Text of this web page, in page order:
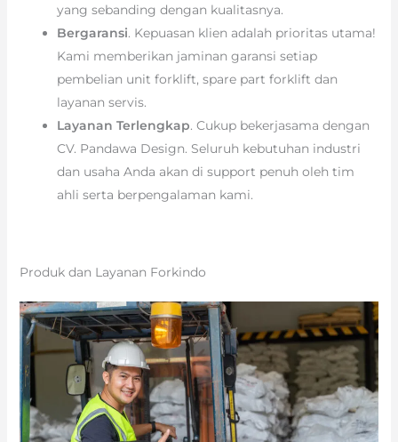
yang sebanding dengan kualitasnya.
Bergaransi. Kepuasan klien adalah prioritas utama!
Kami memberikan jaminan garansi setiap
pembelian unit forklift, spare part forklift dan
layanan servis.
Layanan Terlengkap. Cukup bekerjasama dengan
CV. Pandawa Design. Seluruh kebutuhan industri
dan usaha Anda akan di support penuh oleh tim
ahli serta berpengalaman kami.
Produk dan Layanan Forkindo